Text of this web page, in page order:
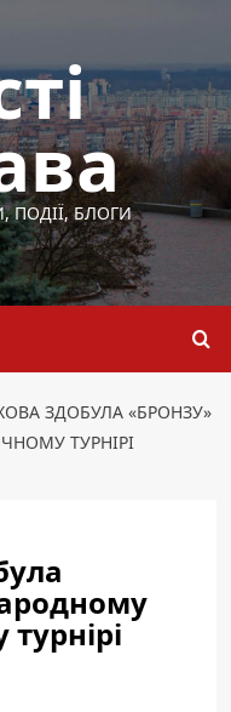
ПОДІЇ, БЛОГИ
ЗДОБУЛА «БРОНЗУ»
ТУРНІРІ